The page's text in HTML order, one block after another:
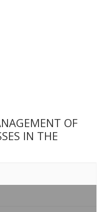
OF
IN THE